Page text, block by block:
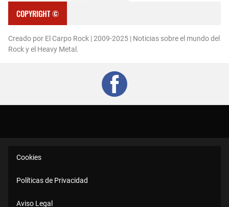
COPYRIGHT ©
Creado por El Carpo Rock | 2009-2025 | Noticias sobre el mundo del
Rock y el Heavy Metal.
Cookies
Políticas de Privacidad
Aviso Legal